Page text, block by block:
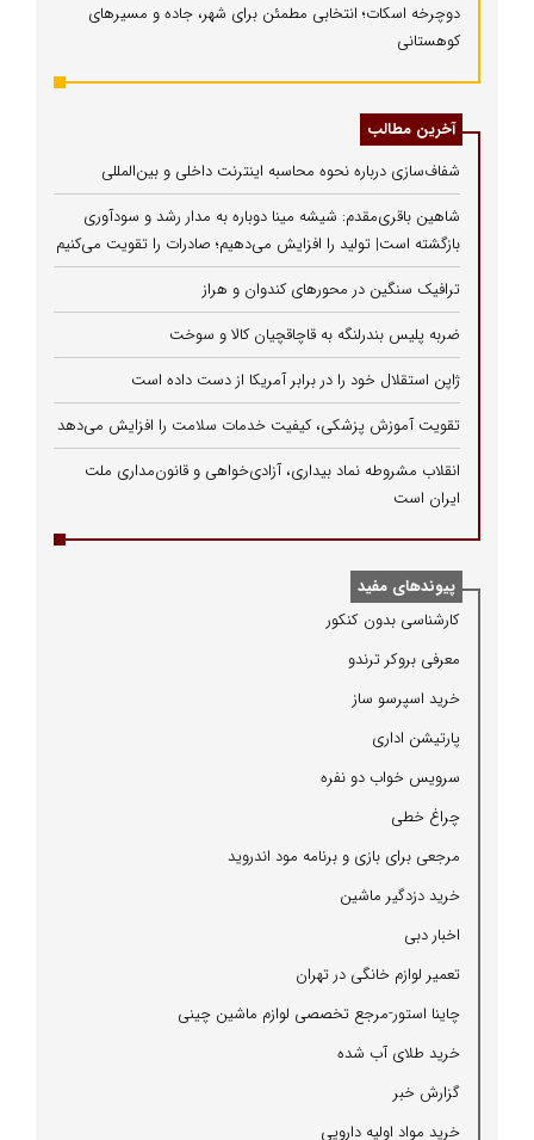
دوچرخه اسکات؛ انتخابی مطمئن برای شهر، جاده و مسیرهای
کوهستانی
آخرین مطالب
شفاف‌سازی درباره نحوه محاسبه اینترنت داخلی و بین‌المللی
شاهین باقری‌مقدم: شیشه مینا دوباره به مدار رشد و سودآوری
بازگشته است| تولید را افزایش می‌دهیم؛ صادرات را تقویت می‌کنیم
ترافیک سنگین در محورهای کندوان و هراز
ضربه پلیس بندرلنگه به قاچاقچیان کالا و سوخت
ژاپن استقلال خود را در برابر آمریکا از دست داده است
تقویت آموزش پزشکی، کیفیت خدمات سلامت را افزایش می‌دهد
انقلاب مشروطه نماد بیداری، آزادی‌خواهی و قانون‌مداری ملت
ایران است
پیوندهای مفید
كارشناسی بدون كنكور
معرفی بروكر ترندو
خرید اسپرسو ساز
پارتیشن اداری
سرویس خواب دو نفره
چراغ خطی
مرجعی برای بازی و برنامه مود اندروید
خرید دزدگیر ماشین
اخبار دبی
تعمیر لوازم خانگی در تهران
چاینا استور-مرجع تخصصی لوازم ماشین چینی
خرید طلای آب شده
گزارش خبر
خرید مواد اولیه دارویی